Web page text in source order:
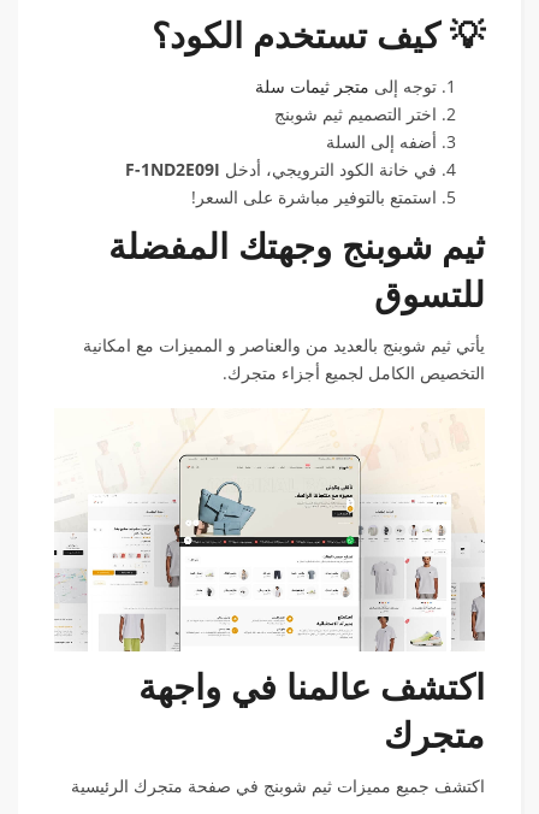
💡 كيف تستخدم الكود؟
توجه إلى متجر ثيمات سلة
اختر التصميم ثيم شوبنج
أضفه إلى السلة
في خانة الكود الترويجي، أدخل F-1ND2E09I
استمتع بالتوفير مباشرة على السعر!
ثيم شوبنج وجهتك المفضلة
للتسوق
يأتي ثيم شوبنج بالعديد من والعناصر و المميزات مع امكانية
التخصيص الكامل لجميع أجزاء متجرك.
اكتشف عالمنا في واجهة
متجرك
اكتشف جميع مميزات ثيم شوبنج في صفحة متجرك الرئيسية